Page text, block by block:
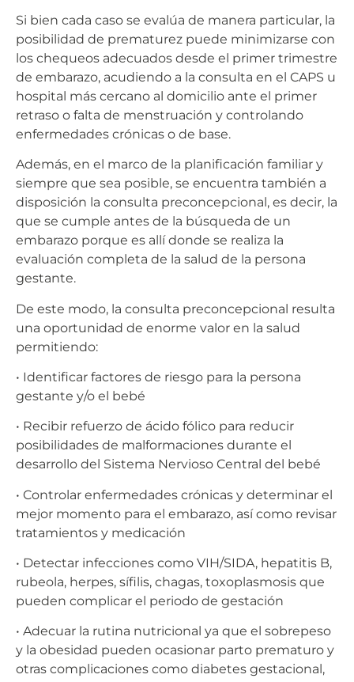
Si bien cada caso se evalúa de manera particular, la
posibilidad de prematurez puede minimizarse con
los chequeos adecuados desde el primer trimestre
de embarazo, acudiendo a la consulta en el CAPS u
hospital más cercano al domicilio ante el primer
retraso o falta de menstruación y controlando
enfermedades crónicas o de base.
Además, en el marco de la planificación familiar y
siempre que sea posible, se encuentra también a
disposición la consulta preconcepcional, es decir, la
que se cumple antes de la búsqueda de un
embarazo porque es allí donde se realiza la
evaluación completa de la salud de la persona
gestante.
De este modo, la consulta preconcepcional resulta
una oportunidad de enorme valor en la salud
permitiendo:
• Identificar factores de riesgo para la persona
gestante y/o el bebé
• Recibir refuerzo de ácido fólico para reducir
posibilidades de malformaciones durante el
desarrollo del Sistema Nervioso Central del bebé
• Controlar enfermedades crónicas y determinar el
mejor momento para el embarazo, así como revisar
tratamientos y medicación
• Detectar infecciones como VIH/SIDA, hepatitis B,
rubeola, herpes, sífilis, chagas, toxoplasmosis que
pueden complicar el periodo de gestación
• Adecuar la rutina nutricional ya que el sobrepeso
y la obesidad pueden ocasionar parto prematuro y
otras complicaciones como diabetes gestacional,